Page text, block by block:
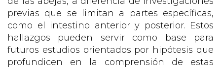
previas que se limitan a partes específicas,
como el intestino anterior y posterior. Estos
hallazgos pueden servir como base para
futuros estudios orientados por hipótesis que
profundicen en la comprensión de estas